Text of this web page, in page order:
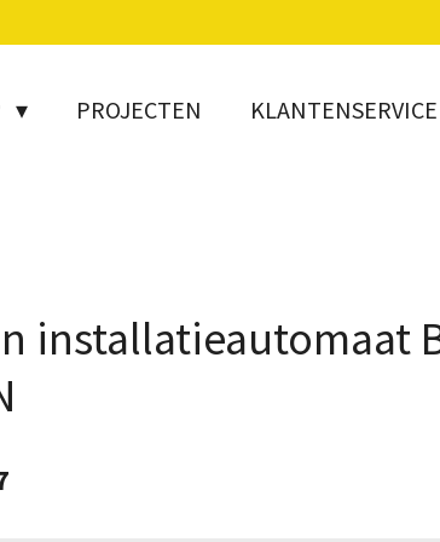
PROJECTEN KLANTENSERVICE
installatieautomaat